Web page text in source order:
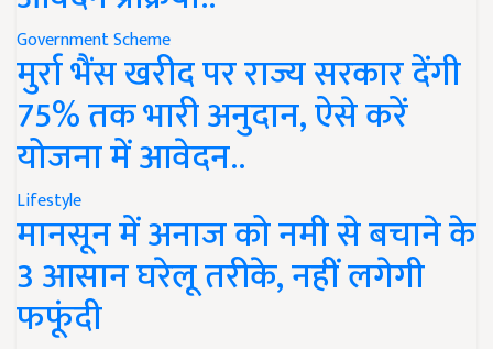
Government Scheme
मुर्रा भैंस खरीद पर राज्य सरकार देंगी
75% तक भारी अनुदान, ऐसे करें
योजना में आवेदन..
Lifestyle
मानसून में अनाज को नमी से बचाने के
3 आसान घरेलू तरीके, नहीं लगेगी
फफूंदी